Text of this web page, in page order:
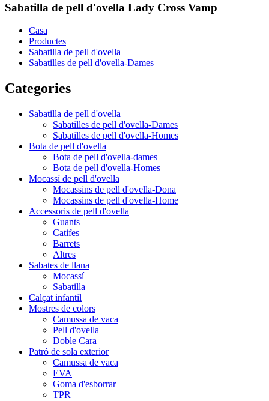
Sabatilla de pell d'ovella Lady Cross Vamp
Casa
Productes
Sabatilla de pell d'ovella
Sabatilles de pell d'ovella-Dames
Categories
Sabatilla de pell d'ovella
Sabatilles de pell d'ovella-Dames
Sabatilles de pell d'ovella-Homes
Bota de pell d'ovella
Bota de pell d'ovella-dames
Bota de pell d'ovella-Homes
Mocassí de pell d'ovella
Mocassins de pell d'ovella-Dona
Mocassins de pell d'ovella-Home
Accessoris de pell d'ovella
Guants
Catifes
Barrets
Altres
Sabates de llana
Mocassí
Sabatilla
Calçat infantil
Mostres de colors
Camussa de vaca
Pell d'ovella
Doble Cara
Patró de sola exterior
Camussa de vaca
EVA
Goma d'esborrar
TPR